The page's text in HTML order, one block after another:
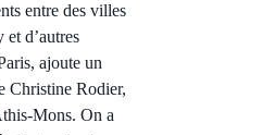
entre des villes
d’autres
ajoute un
Christine Rodier,
Mons. On a